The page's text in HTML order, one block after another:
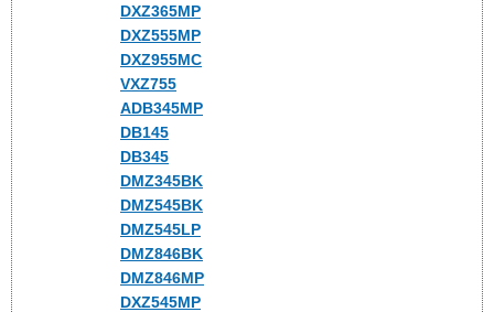
DXZ365MP
DXZ555MP
DXZ955MC
VXZ755
ADB345MP
DB145
DB345
DMZ345BK
DMZ545BK
DMZ545LP
DMZ846BK
DMZ846MP
DXZ545MP